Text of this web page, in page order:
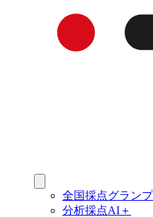
全国採点グランプ
分析採点AI＋